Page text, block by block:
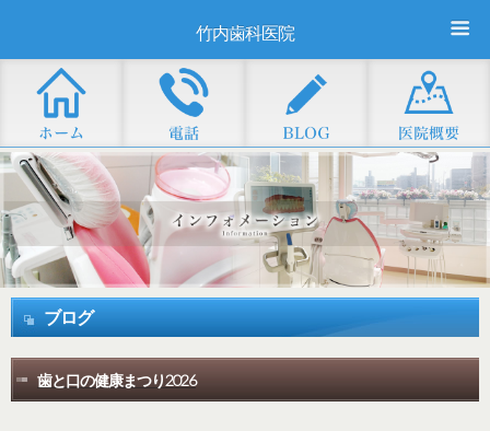
竹内歯科医院
ブログ
歯と口の健康まつり2026